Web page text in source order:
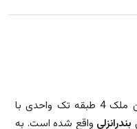
: این ملک 4 طبقه تک واحدی با
بندرانزلی واقع شده است. به